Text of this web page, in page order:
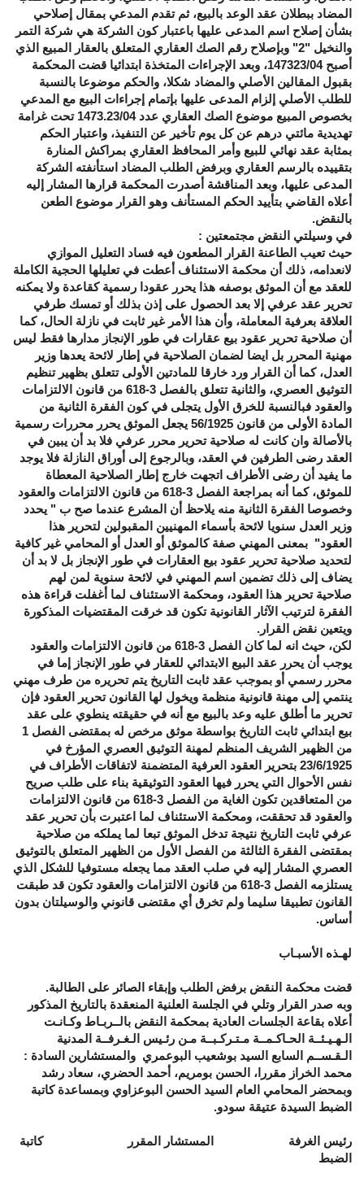
المضاد ببطلان عقد الوعد بالبيع، ثم تقدم المدعي بمقال إصلاحي
بشأن إصلاح اسم المدعى عليها باعتبار كون الشركة هي شركة التمر
والنخيل "2" وبإصلاح رقم الصك العقاري المتعلق بالعقار المبيع الذي
أصبح 147323/04، وبعد الإجراءات المتخذة ابتدائيا قضت المحكمة
بقبول المقالين الأصلي والمضاد شكلا، والحكم موضوعا بالنسبة
للطلب الأصلي إلزام المدعى عليها بإتمام إجراءات البيع مع المدعي
بخصوص المبيع موضوع الصك العقاري عدد 1473.23/04 تحت غرامة
تهديدية مائتي درهم عن كل يوم تأخير عن التنفيذ، واعتبار الحكم
بمثابة عقد نهائي للبيع وأمر المحافظ العقاري بمراكش المنارة
بتقييده بالرسم العقاري وبرفض الطلب المضاد استأنفته الشركة
المدعى عليها، وبعد المناقشة أصدرت المحكمة قرارها المشار إليه
أعلاه القاضي بتأييد الحكم المستأنف وهو القرار موضوع الطعن
بالنقض.
في وسيلتي النقض مجتمعتين :
حيث تعيب الطاعنة القرار المطعون فيه فساد التعليل الموازي
لانعدامه، ذلك أن محكمة الاستئناف أعطت في تعليلها الحجية الكاملة
للعقد مع أن الموثق بوصفه هذا يحرر عقودا رسمية كقاعدة ولا يمكنه
تحرير عقد عرفي إلا بعد الحصول على إذن بذلك أو تمسك طرفي
العلاقة بعرفية المعاملة، وأن هذا الأمر غير ثابت في نازلة الحال، كما
أن صلاحية تحرير عقود بيع عقارات في طور الإنجاز مدارها فقط ليس
مهنية المحرر بل ايضا لضمان الصلاحية في إطار لائحة يعدها وزير
العدل، كما أن القرار ورد خارقا للمادتين الأولى تتعلق بظهير تنظيم
التوثيق العصري، والثانية تتعلق بالفصل 3-618 من قانون الالتزامات
والعقود فبالنسبة للخرق الأول يتجلى في كون الفقرة الثانية من
المادة الأولى من قانون 56/1925 يجعل الموثق يحرر محررات رسمية
بالأصالة وان كانت له صلاحية تحرير محرر عرفي فلا بد أن يبين في
العقد رضى الطرفين في العقد، وبالرجوع إلى أوراق النازلة فلا يوجد
ما يفيد أن رضى الأطراف اتجهت خارج إطار الصلاحية المعطاة
للموثق، كما أنه بمراجعة الفصل 3-618 من قانون الالتزامات والعقود
وخصوصا الفقرة الثانية منه يلاحظ أن المشرع عندما صح ب " يحدد
وزير العدل سنويا لائحة بأسماء المهنيين المقبولين لتحرير هذا
العقود" بمعنى المهني صفة كالموثق أو العدل أو المحامي غير كافية
لتحديد صلاحية تحرير عقود بيع العقارات في طور الإنجاز بل لا بد أن
يضاف إلى ذلك تضمين اسم المهني في لائحة سنوية لمن لهم
صلاحية تحرير هذا العقود، ومحكمة الاستئناف لما أغفلت قراءة هذه
الفقرة لترتيب الآثار القانونية تكون قد خرقت المقتضيات المذكورة
ويتعين نقض القرار.
لكن، حيث انه لما كان الفصل 3-618 من قانون الالتزامات والعقود
يوجب أن يحرر عقد البيع الابتدائي للعقار في طور الإنجاز إما في
محرر رسمي أو بموجب عقد ثابت التاريخ يتم تحريره من طرف مهني
ينتمي إلى مهنة قانونية منظمة ويخول لها القانون تحرير العقود فإن
تحرير ما أطلق عليه وعد بالبيع مع أنه في حقيقته ينطوي على عقد
بيع ابتدائي ثابت التاريخ بواسطة موثق مرخص له بمقتضى الفصل 1
من الظهير الشريف المنظم لمهنة التوثيق العصري المؤرخ في
23/6/1925 بتحرير العقود العرفية المتضمنة لاتفاقات الأطراف في
نفس الأحوال التي يحرر فيها العقود التوثيقية بناء على طلب صريح
من المتعاقدين تكون الغاية من الفصل 3-618 من قانون الالتزامات
والعقود قد تحققت، ومحكمة الاستئناف لما اعتبرت بأن تحرير عقد
عرفي ثابت التاريخ نتيجة تدخل الموثق تبعا لما يملكه من صلاحية
بمقتضى الفقرة الثالثة من الفصل الأول من الظهير المتعلق بالتوثيق
العصري المشار إليه في صلب العقد مما يجعله مستوفيا للشكل الذي
يستلزمه الفصل 3-618 من قانون الالتزامات والعقود تكون قد طبقت
القانون تطبيقا سليما ولم تخرق أي مقتضى قانوني والوسيلتان بدون
أساس.
لهـذه الأسبـاب
قضت محكمة النقض برفض الطلب وإبقاء الصائر على الطالبة.
وبه صدر القرار وتلي في الجلسة العلنية المنعقدة بالتاريخ المذكور
أعلاه بقاعة الجلسات العادية بمحكمة النقض بالــربـاط وكـانـت
الـهـيـئــة الحـاكـمــة مـتـركـبــة مـن رئـيس الـغـرفــة المدنية
الـقـســم السابع السيد بوشعيب البوعمري والمستشارين السادة :
محمد الخراز مقررا، الحسن بومريم، أحمد الحضري، سعاد رشد
وبمحضر المحامي العام السيد الحسن البوعزاوي وبمساعدة كاتبة
الضبط السيدة عتيقة سودو.
رئيس الغرفة المستشار المقرر كاتبة
الضبط